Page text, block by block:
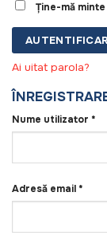
Ține-mă minte
Ai uitat parola?
Nume utilizator *
Adresă email *